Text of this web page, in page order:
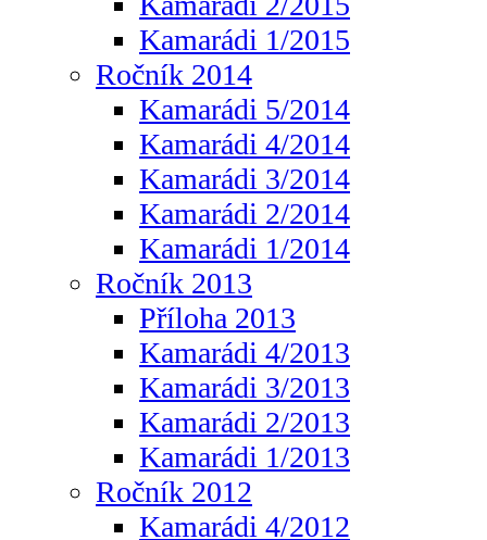
Kamarádi 1/2015
Ročník 2014
Kamarádi 5/2014
Kamarádi 4/2014
Kamarádi 3/2014
Kamarádi 2/2014
Kamarádi 1/2014
Ročník 2013
Příloha 2013
Kamarádi 4/2013
Kamarádi 3/2013
Kamarádi 2/2013
Kamarádi 1/2013
Ročník 2012
Kamarádi 4/2012